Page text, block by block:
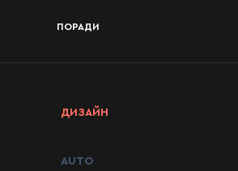
ПОРАДИ
ДИЗАЙН
AUTO